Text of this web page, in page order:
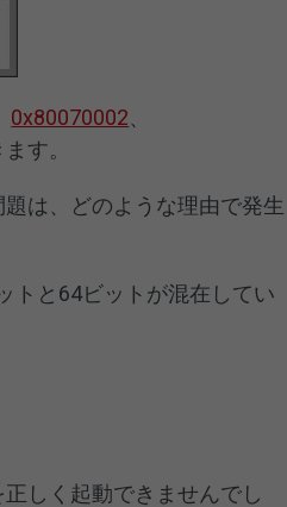
0x80070002
す。
は、どのような理由で発生
トと64ビットが混在してい
しく起動できませんでし